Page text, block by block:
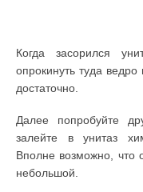
Когда засорился
опрокинуть туда
достаточно.
Далее попробуйте
залейте в унитаз
Вполне возможно, что
небольшой.